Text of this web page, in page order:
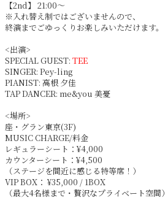
【2nd】 21:00〜
※入れ替え制ではございませんので、
終演までごゆっくりお楽しみいただけます。
<出演>
SPECIAL GUEST: TEE
SINGER: Pey-ling
PIANIST: 高根 夕佳
TAP DANCER: me&you 美憂
<場所>
座・グラン東京(3F)
MUSIC CHARGE/料金
レギュラーシート：¥4,000
カウンターシート：¥4,500
（ステージを間近に感じる特等席！）
VIP BOX： ¥35,000 / 1BOX
（最大4名様まで・贅沢なプライベート空間）